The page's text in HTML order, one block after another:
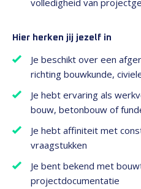
volledigheid van
Hier herken jij jezelf in
Je beschikt over een
richting bouwkunde,
Je hebt ervaring als
bouw, betonbouw of
Je hebt affiniteit met
vraagstukken
Je bent bekend met
projectdocumentatie